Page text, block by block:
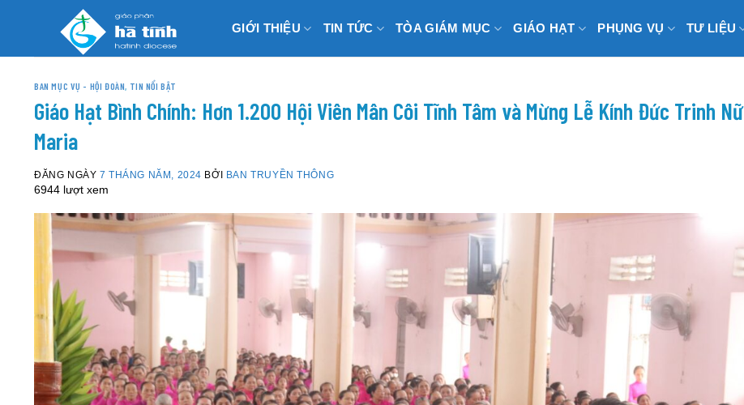
GIỚI THIỆU TIN TỨC TÒA GIÁM MỤC GIÁO HẠT PHỤNG VỤ TƯ LIỆU
BAN MỤC VỤ - HỘI ĐOÀN, TIN NỔI BẬT
Giáo Hạt Bình Chính: Hơn 1.200 Hội Viên Mân Côi Tĩnh Tâm và Mừng Lễ Kính Đức Trinh Nữ
Maria
ĐĂNG NGÀY 7 THÁNG NĂM, 2024 BỞI BAN TRUYỀN THÔNG
6944 lượt xem